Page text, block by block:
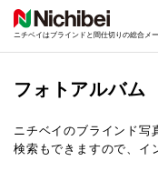
ニチベイはブラインドと間仕切りの総合メ
フォトアルバム
ニチベイのブラインド写
検索もできますので、イ